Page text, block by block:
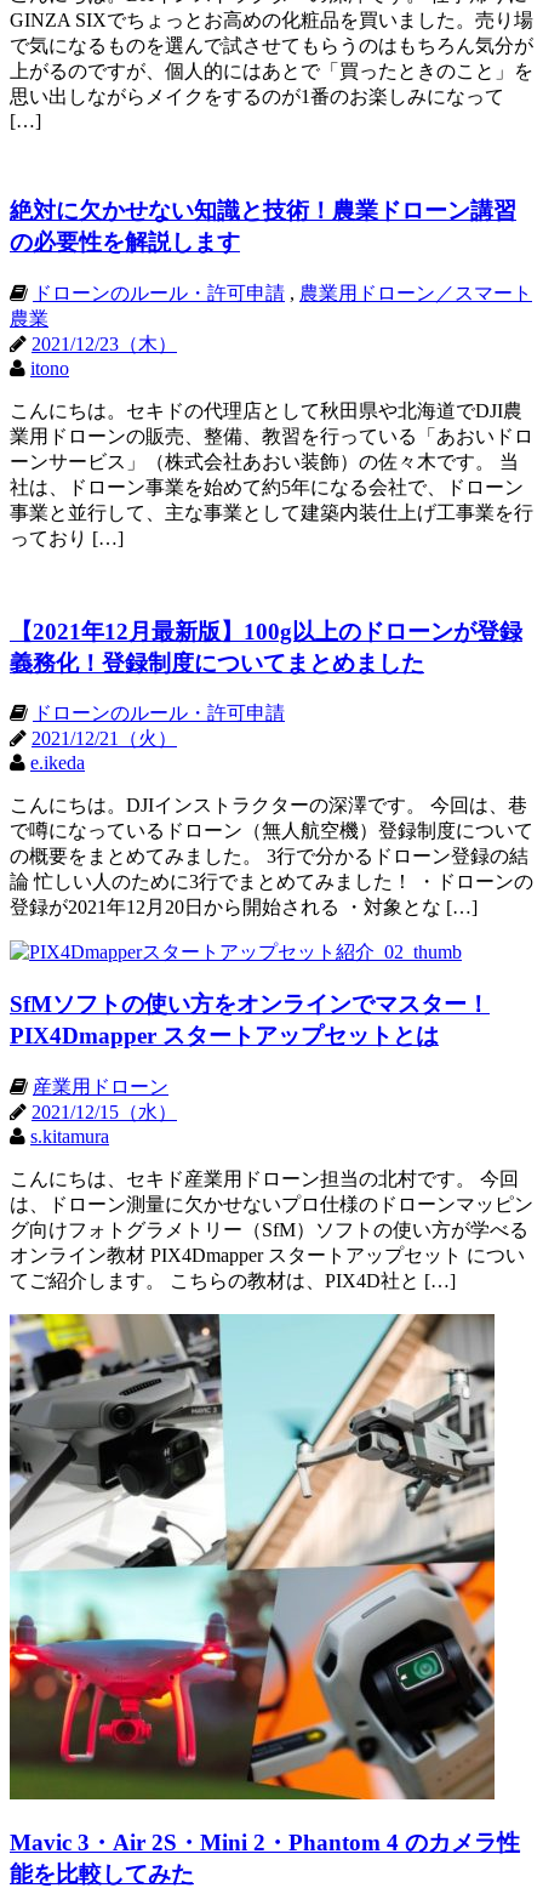
GINZA SIXでちょっとお高めの化粧品を買いました。売り場
で気になるものを選んで試させてもらうのはもちろん気分が
上がるのですが、個人的にはあとで「買ったときのこと」を
思い出しながらメイクをするのが1番のお楽しみになって
[…]
絶対に欠かせない知識と技術！農業ドローン講習
の必要性を解説します
ドローンのルール・許可申請 , 農業用ドローン／スマート
農業
2021/12/23（木）
itono
こんにちは。セキドの代理店として秋田県や北海道でDJI農
業用ドローンの販売、整備、教習を行っている「あおいドロ
ーンサービス」（株式会社あおい装飾）の佐々木です。 当
社は、ドローン事業を始めて約5年になる会社で、ドローン
事業と並行して、主な事業として建築内装仕上げ工事業を行
っており […]
【2021年12月最新版】100g以上のドローンが登録
義務化！登録制度についてまとめました
ドローンのルール・許可申請
2021/12/21（火）
e.ikeda
こんにちは。DJIインストラクターの深澤です。 今回は、巷
で噂になっているドローン（無人航空機）登録制度について
の概要をまとめてみました。 3行で分かるドローン登録の結
論 忙しい人のために3行でまとめてみました！ ・ドローンの
登録が2021年12月20日から開始される ・対象とな […]
SfMソフトの使い方をオンラインでマスター！
PIX4Dmapper スタートアップセットとは
産業用ドローン
2021/12/15（水）
s.kitamura
こんにちは、セキド産業用ドローン担当の北村です。 今回
は、ドローン測量に欠かせないプロ仕様のドローンマッピン
グ向けフォトグラメトリー（SfM）ソフトの使い方が学べる
オンライン教材 PIX4Dmapper スタートアップセット につい
てご紹介します。 こちらの教材は、PIX4D社と […]
Mavic 3・Air 2S・Mini 2・Phantom 4 のカメラ性
能を比較してみた